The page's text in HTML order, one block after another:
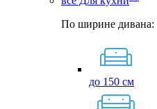
По ширине дивана:
до 150 см